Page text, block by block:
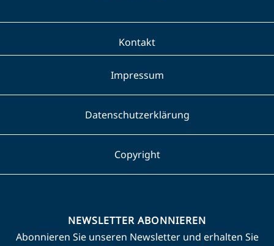
Kontakt
Impressum
Datenschutzerklärung
Copyright
NEWSLETTER ABONNIEREN
Abonnieren Sie unseren Newsletter und erhalten Sie